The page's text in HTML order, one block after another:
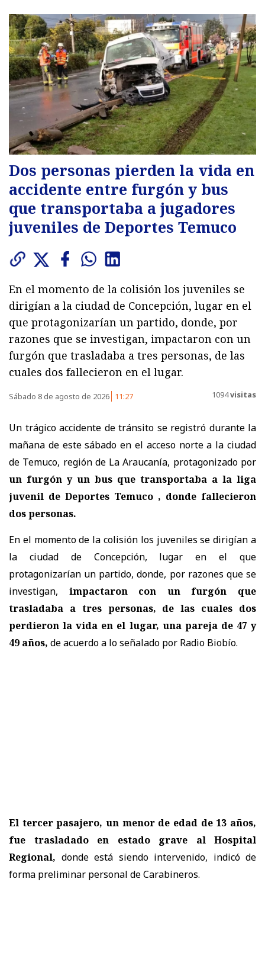
Dos personas pierden la vida en
accidente entre furgón y bus
que transportaba a jugadores
juveniles de Deportes Temuco
En el momento de la colisión los juveniles se
dirigían a la ciudad de Concepción, lugar en el
que protagonizarían un partido, donde, por
razones que se investigan, impactaron con un
furgón que trasladaba a tres personas, de las
cuales dos fallecieron en el lugar.
Sábado 8 de agosto de 2026 11:27 1094visitas
Un trágico accidente de tránsito se registró durante la
mañana de este sábado en el acceso norte a la ciudad
de Temuco, región de La Araucanía, protagonizado por
un furgón y un bus que transportaba a la liga
juvenil de Deportes Temuco , donde fallecieron
dos personas.
En el momento de la colisión los juveniles se dirigían a
la ciudad de Concepción, lugar en el que
protagonizarían un partido, donde, por razones que se
investigan, impactaron con un furgón que
trasladaba a tres personas, de las cuales dos
perdieron la vida en el lugar, una pareja de47 y
49 años, de acuerdo a lo señalado por Radio Biobío.
El tercer pasajero, un menor de edad de 13 años,
fue trasladado en estado grave al Hospital
Regional, donde está siendo intervenido, indicó de
forma preliminar personal de Carabineros.